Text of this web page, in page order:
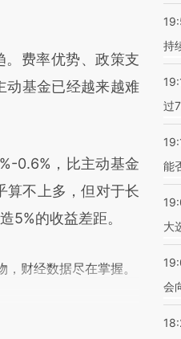
费率优势、政策支
动基金已经越来越难
0.6%，比主动基金
不上多，但对于长
5%的收益差距。
财经数据尽在掌握。
持
过
能
大
会